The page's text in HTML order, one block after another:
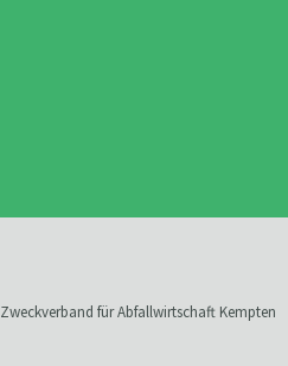
Zweckverband für Abfallwirtschaft Kempten